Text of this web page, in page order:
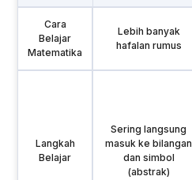
Cara
Belajar
Matematika
Lebih banyak
hafalan rumus
Langkah
Belajar
Sering langsung
masuk ke bilangan
dan simbol
(abstrak)